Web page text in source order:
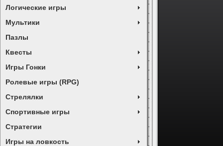
Логические игры
Мультики
Пазлы
Квесты
Игры Гонки
Ролевые игры (RPG)
Стрелялки
Спортивные игры
Стратегии
Игры на ловкость